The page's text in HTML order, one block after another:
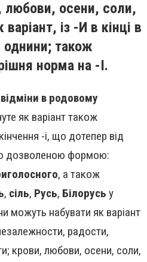
любови, осени, соли,
із -И в кінці в
однини; також
норма на -І.
в родовому
як варіант також
-і, що дотепер від
дозволеною формою:
, а також
, сіль, Русь, Білорусь у
можуть набувати як варіант
радости,
крови, любови, осени, соли,